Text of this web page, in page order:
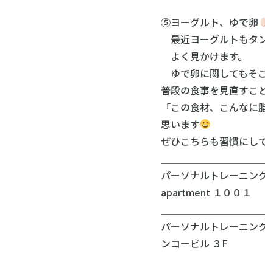
⑤ヨーグルト、ゆで卵
最近ヨーグルトもタ
よく見かけます。
ゆで卵に関してもそ
普段の食事を見直すこ
「この食材、こんな
思います
ぜひこちらも習慣にし
パーソナルトレーニン
apartment １００１
パーソナルトレーニン
ンコービル ３F